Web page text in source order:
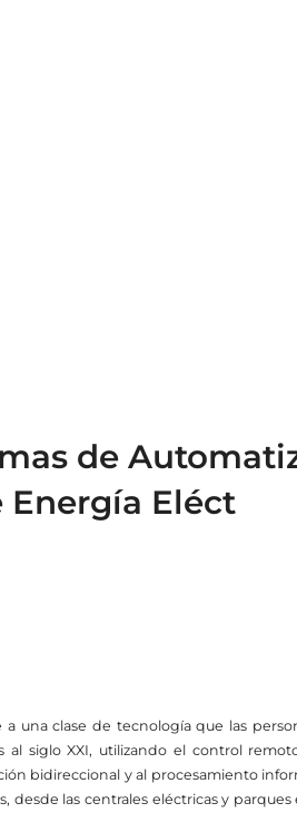
de
Eléct
una clase de tecnología que las
siglo XXI, utilizando el control
bidireccional y al procesamiento
desde las centrales eléctricas y